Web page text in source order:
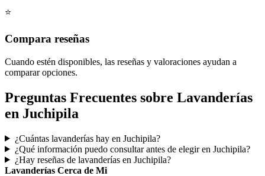
⭐
Compara reseñas
Cuando estén disponibles, las reseñas y valoraciones ayudan a
comparar opciones.
Preguntas Frecuentes sobre Lavanderías
en Juchipila
¿Cuántas lavanderías hay en Juchipila?
¿Qué información puedo consultar antes de elegir en Juchipila?
¿Hay reseñas de lavanderías en Juchipila?
Lavanderías Cerca de Mi